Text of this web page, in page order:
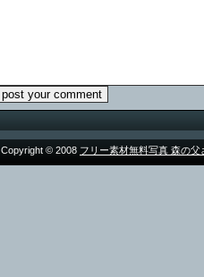
Copyright © 2008 フリー素材無料写真 森の父